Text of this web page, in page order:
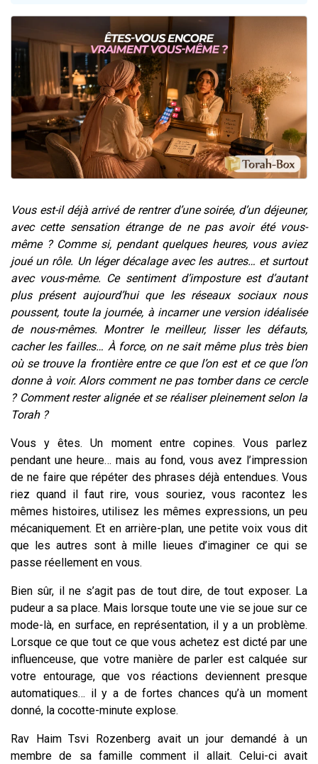
3 personnes viennent de faire un don pour 5 jours de vacances aux Orphelins
Odaya vient de donner son Maasser
13 personnes viennent de demander une bénédiction
3 personnes viennent de nous rejoindre sur WhatsApp
Vous est-il déjà arrivé de rentrer d’une soirée, d’un déjeuner,
avec cette sensation étrange de ne pas avoir été vous-
même ? Comme si, pendant quelques heures, vous aviez
joué un rôle. Un léger décalage avec les autres… et surtout
avec vous-même. Ce sentiment d’imposture est d’autant
plus présent aujourd’hui que les réseaux sociaux nous
poussent, toute la journée, à incarner une version idéalisée
de nous-mêmes. Montrer le meilleur, lisser les défauts,
cacher les failles… À force, on ne sait même plus très bien
où se trouve la frontière entre ce que l’on est et ce que l’on
donne à voir. Alors comment ne pas tomber dans ce cercle
? Comment rester alignée et se réaliser pleinement selon la
Torah ?
Vous y êtes. Un moment entre copines. Vous parlez
pendant une heure… mais au fond, vous avez l’impression
de ne faire que répéter des phrases déjà entendues. Vous
riez quand il faut rire, vous souriez, vous racontez les
mêmes histoires, utilisez les mêmes expressions, un peu
mécaniquement. Et en arrière-plan, une petite voix vous dit
que les autres sont à mille lieues d’imaginer ce qui se
passe réellement en vous.
Bien sûr, il ne s’agit pas de tout dire, de tout exposer. La
pudeur a sa place. Mais lorsque toute une vie se joue sur ce
mode-là, en surface, en représentation, il y a un problème.
Lorsque ce que tout ce que vous achetez est dicté par une
influenceuse, que votre manière de parler est calquée sur
votre entourage, que vos réactions deviennent presque
automatiques… il y a de fortes chances qu’à un moment
donné, la cocotte-minute explose.
Rav Haim Tsvi Rozenberg avait un jour demandé à un
membre de sa famille comment il allait. Celui-ci avait